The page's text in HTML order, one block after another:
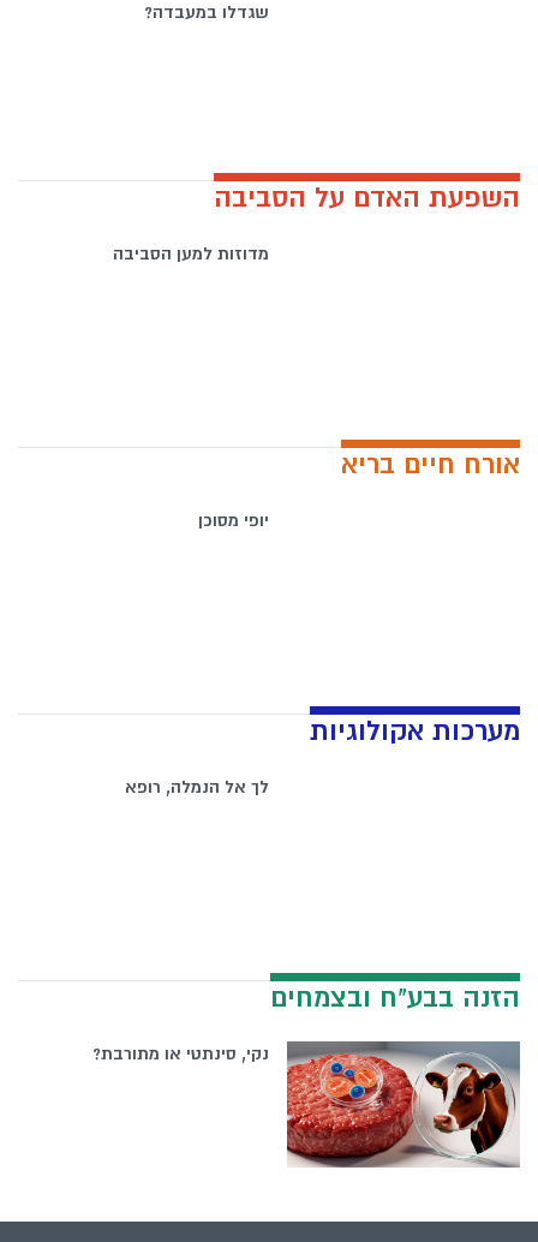
שגדלו במעבדה?
השפעת האדם על הסביבה
מדוזות למען הסביבה
אורח חיים בריא
יופי מסוכן
מערכות אקולוגיות
לך אל הנמלה, רופא
הזנה בבע"ח ובצמחים
נקי, סינתטי או מתורבת?